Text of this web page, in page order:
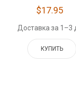
$17.95
Доставка за 1–3
КУПИТЬ